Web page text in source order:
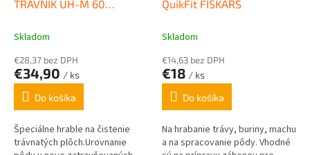
TRÁVNIK UH-M 60
WOLF GARTEN
Skladom
€28,37 bez DPH
€34,90 / ks
Do košíka
Špeciálne hrable na čistenie
trávnatých plôch.Urovnanie
QuikFit FISKARS
Skladom
€14,63 bez DPH
€18 / ks
Do košíka
Na hrabanie trávy, buriny, machu
a na spracovanie pôdy. Vhodné